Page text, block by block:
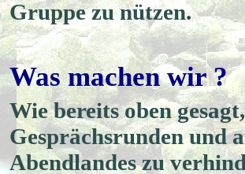
Gruppe zu nützen.
Was machen wir ?
Wie bereits oben
Gesprächsrunden und
Abendlandes zu